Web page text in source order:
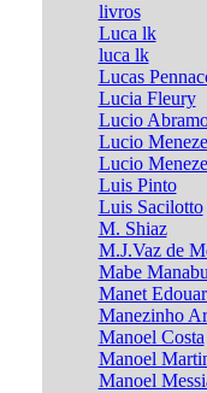
livros
Luca lk
luca lk
Lucas
Lucia Fleury
Lucio
Lucio
Lucio
Luis Pinto
Luis Sacilotto
M. Shiaz
M.J.Vaz de
Mabe Manabu
Manet
Manezinho
Manoel Costa
Manoel
Manoel